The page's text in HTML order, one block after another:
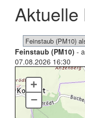
Aktuelle
Feinstaub (PM10) -
07.08.2026 16:30
+
–